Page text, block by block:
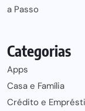
a Passo
Categorias
Apps
Casa e Família
Crédito e